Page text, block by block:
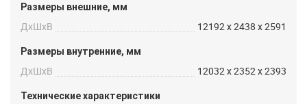
Размеры внешние, мм
ДxШxВ 12192 x 2438 x 2591
Размеры внутренние, мм
ДxШxВ 12032 x 2352 x 2393
Технические характеристики